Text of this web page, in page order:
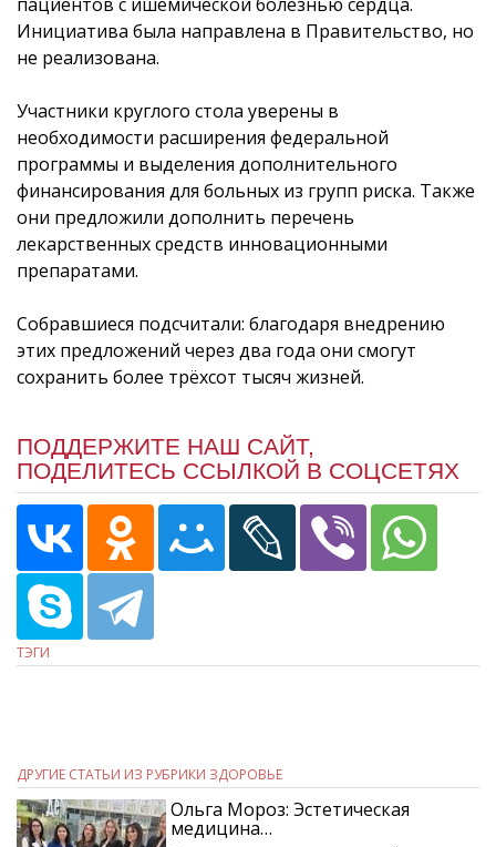
Инициатива была направлена в Правительство, но
не реализована.
Участники круглого стола уверены в
необходимости расширения федеральной
программы и выделения дополнительного
финансирования для больных из групп риска. Также
они предложили дополнить перечень
лекарственных средств инновационными
препаратами.
Собравшиеся подсчитали: благодаря внедрению
этих предложений через два года они смогут
сохранить более трёхсот тысяч жизней.
ПОДДЕРЖИТЕ НАШ САЙТ,
ПОДЕЛИТЕСЬ ССЫЛКОЙ В СОЦСЕТЯХ
ТЭГИ
ДРУГИЕ СТАТЬИ ИЗ РУБРИКИ ЗДОРОВЬЕ
Ольга Мороз: Эстетическая
медицина…